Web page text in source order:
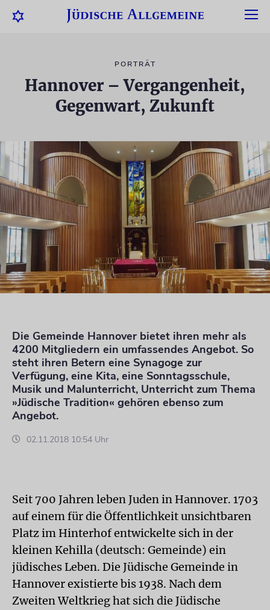
PORTRÄT
Hannover – Vergangenheit,
Gegenwart, Zukunft
Die Gemeinde Hannover bietet ihren mehr als
4200 Mitgliedern ein umfassendes Angebot. So
steht ihren Betern eine Synagoge zur
Verfügung, eine Kita, eine Sonntagsschule,
Musik und Malunterricht, Unterricht zum Thema
»Jüdische Tradition« gehören ebenso zum
Angebot.
02.11.2018 10:54 Uhr
Seit 700 Jahren leben Juden in Hannover. 1703
auf einem für die Öffentlichkeit unsichtbaren
Platz im Hinterhof entwickelte sich in der
kleinen Kehilla (deutsch: Gemeinde) ein
jüdisches Leben. Die Jüdische Gemeinde in
Hannover existierte bis 1938. Nach dem
Zweiten Weltkrieg hat sich die Jüdische